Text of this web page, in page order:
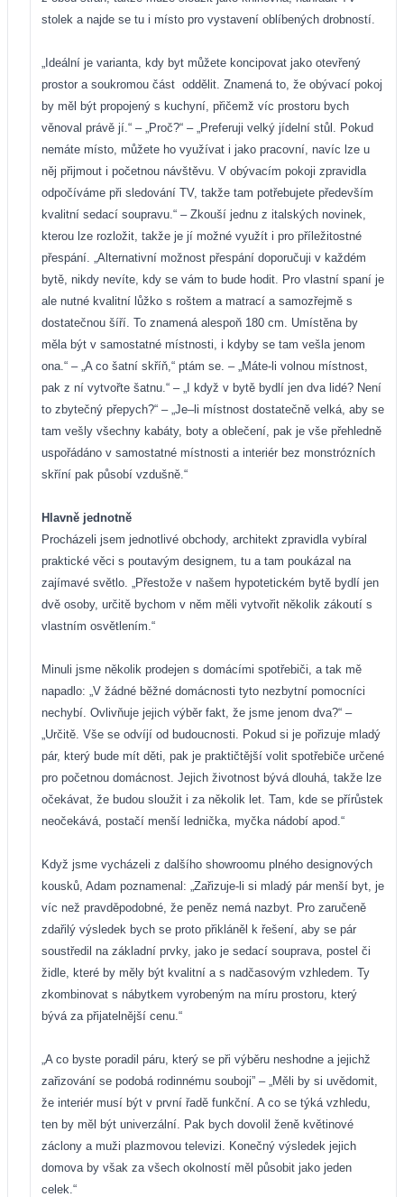
stolek a najde se tu i místo pro vystavení oblíbených drobností.
„Ideální je varianta, kdy byt můžete koncipovat jako otevřený
prostor a soukromou část oddělit. Znamená to, že obývací pokoj
by měl být propojený s kuchyní, přičemž víc prostoru bych
věnoval právě jí.“ – „Proč?“ – „Preferuji velký jídelní stůl. Pokud
nemáte místo, můžete ho využívat i jako pracovní, navíc lze u
něj přijmout i početnou návštěvu. V obývacím pokoji zpravidla
odpočíváme při sledování TV, takže tam potřebujete především
kvalitní sedací soupravu.“ – Zkouší jednu z italských novinek,
kterou lze rozložit, takže je jí možné využít i pro příležitostné
přespání. „Alternativní možnost přespání doporučuji v každém
bytě, nikdy nevíte, kdy se vám to bude hodit. Pro vlastní spaní je
ale nutné kvalitní lůžko s roštem a matrací a samozřejmě s
dostatečnou šíří. To znamená alespoň 180 cm. Umístěna by
měla být v samostatné místnosti, i kdyby se tam vešla jenom
ona.“ – „A co šatní skříň,“ ptám se. – „Máte-li volnou místnost,
pak z ní vytvořte šatnu.“ – „I když v bytě bydlí jen dva lidé? Není
to zbytečný přepych?“ – „Je–li místnost dostatečně velká, aby se
tam vešly všechny kabáty, boty a oblečení, pak je vše přehledně
uspořádáno v samostatné místnosti a interiér bez monstrózních
skříní pak působí vzdušně.“
Hlavně jednotně
Procházeli jsem jednotlivé obchody, architekt zpravidla vybíral
praktické věci s poutavým designem, tu a tam poukázal na
zajímavé světlo. „Přestože v našem hypotetickém bytě bydlí jen
dvě osoby, určitě bychom v něm měli vytvořit několik zákoutí s
vlastním osvětlením.“
Minuli jsme několik prodejen s domácími spotřebiči, a tak mě
napadlo: „V žádné běžné domácnosti tyto nezbytní pomocníci
nechybí. Ovlivňuje jejich výběr fakt, že jsme jenom dva?“ –
„Určitě. Vše se odvíjí od budoucnosti. Pokud si je pořizuje mladý
pár, který bude mít děti, pak je praktičtější volit spotřebiče určené
pro početnou domácnost. Jejich životnost bývá dlouhá, takže lze
očekávat, že budou sloužit i za několik let. Tam, kde se přírůstek
neočekává, postačí menší lednička, myčka nádobí apod.“
Když jsme vycházeli z dalšího showroomu plného designových
kousků, Adam poznamenal: „Zařizuje-li si mladý pár menší byt, je
víc než pravděpodobné, že peněz nemá nazbyt. Pro zaručeně
zdařilý výsledek bych se proto přikláněl k řešení, aby se pár
soustředil na základní prvky, jako je sedací souprava, postel či
židle, které by měly být kvalitní a s nadčasovým vzhledem. Ty
zkombinovat s nábytkem vyrobeným na míru prostoru, který
bývá za přijatelnější cenu.“
„A co byste poradil páru, který se při výběru neshodne a jejichž
zařizování se podobá rodinnému souboji” – „Měli by si uvědomit,
že interiér musí být v první řadě funkční. A co se týká vzhledu,
ten by měl být univerzální. Pak bych dovolil ženě květinové
záclony a muži plazmovou televizi. Konečný výsledek jejich
domova by však za všech okolností měl působit jako jeden
celek.“